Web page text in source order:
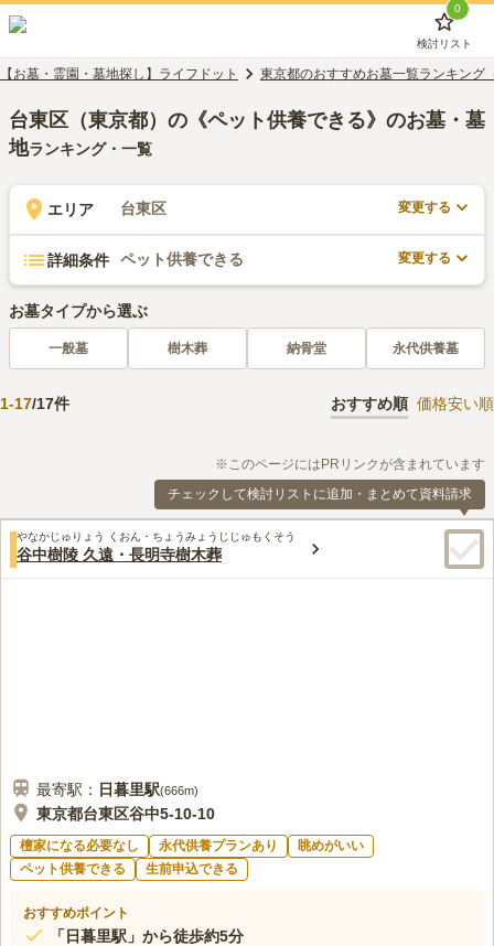
0
検討リスト
【お墓・霊園・墓地探し】ライフドット 東京都のおすすめお墓一覧ランキング
台東区（東京都）の《ペット供養できる》のお墓・墓
地ランキング・一覧
エリア 台東区 変更する
詳細条件 ペット供養できる 変更する
お墓タイプから選ぶ
一般墓 樹木葬 納骨堂 永代供養墓
1-17/17件 おすすめ順 価格安い順
※このページにはPRリンクが含まれています
チェックして検討リストに追加・まとめて資料請求
やなかじゅりょう くおん・ちょうみょうじじゅもくそう
谷中樹陵 久遠・長明寺樹木葬
最寄駅： 日暮里駅(666m)
東京都台東区谷中5-10-10
檀家になる必要なし 永代供養プランあり
眺めがいい
ペット供養できる
生前申込できる
おすすめポイント
「日暮里駅」から徒歩約5分